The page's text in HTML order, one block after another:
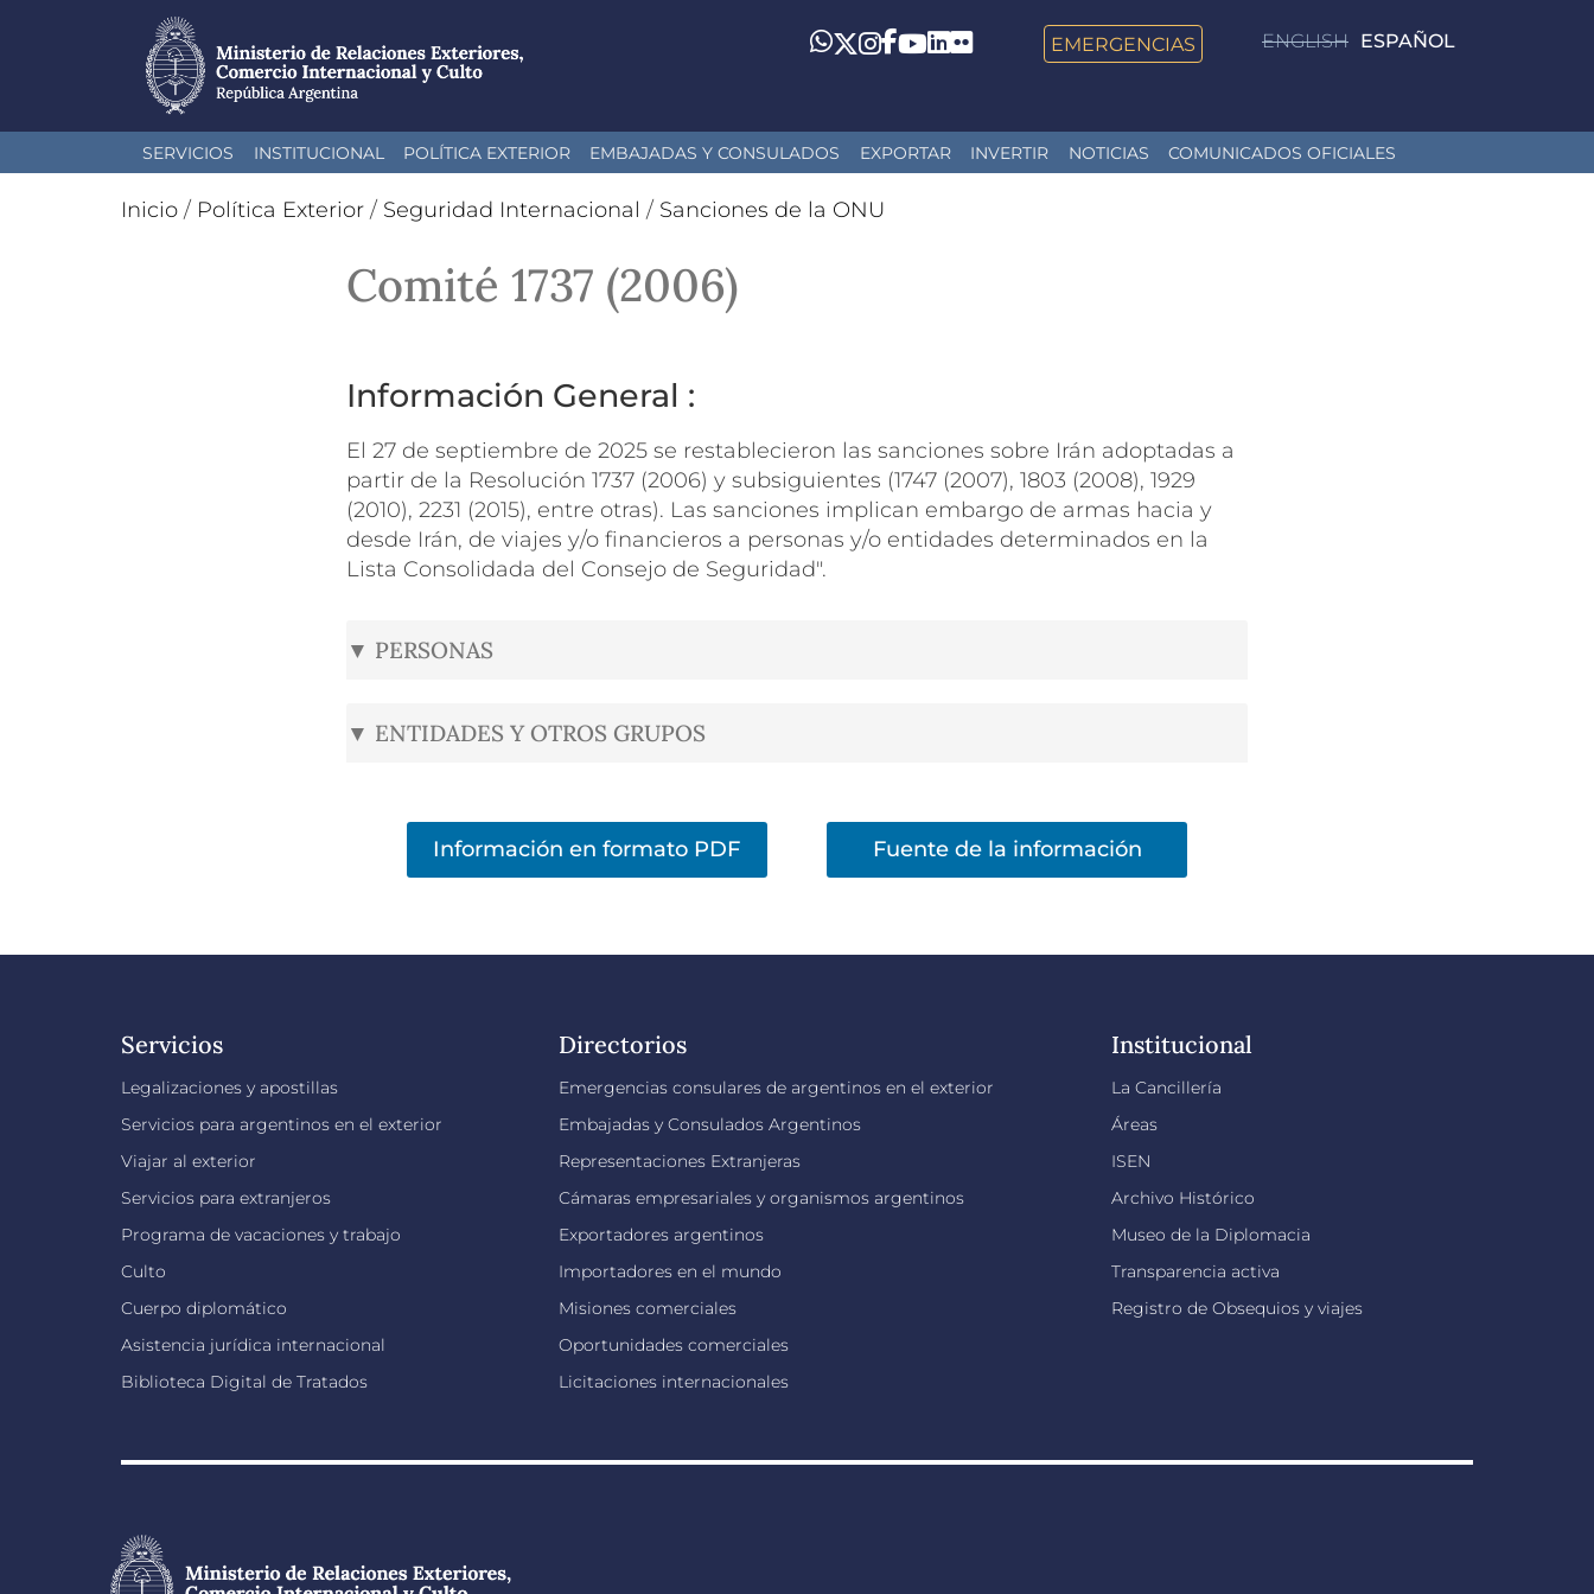
al
ENGLISH ESPAÑOL
Whatsapp
Twitter
Instagram
Facebook
YouTube
LinkedIn
Flickr EMERGENCIAS
SERVICIOS INSTITUCIONAL POLÍTICA EXTERIOR EMBAJADAS Y CONSULADOS EXPORTAR INVERTIR NOTICIAS COMUNICADOS OFICIALES
Inicio / Política Exterior / Seguridad Internacional / Sanciones de la ONU
Comité 1737 (2006)
Información General :
El 27 de septiembre de 2025 se restablecieron las sanciones sobre Irán adoptadas a
partir de la Resolución 1737 (2006) y subsiguientes (1747 (2007), 1803 (2008), 1929
(2010), 2231 (2015), entre otras). Las sanciones implican embargo de armas hacia y
desde Irán, de viajes y/o financieros a personas y/o entidades determinados en la
Lista Consolidada del Consejo de Seguridad".
▼ PERSONAS
▼ ENTIDADES Y OTROS GRUPOS
Información en formato PDF Fuente de la información
Servicios
Legalizaciones y apostillas
Servicios para argentinos en el exterior
Viajar al exterior
Servicios para extranjeros
Programa de vacaciones y trabajo
Culto
Cuerpo diplomático
Asistencia jurídica internacional
Biblioteca Digital de Tratados
Directorios
Emergencias consulares de argentinos en el exterior
Embajadas y Consulados Argentinos
Representaciones Extranjeras
Cámaras empresariales y organismos argentinos
Exportadores argentinos
Importadores en el mundo
Misiones comerciales
Oportunidades comerciales
Licitaciones internacionales
Institucional
La Cancillería
Áreas
ISEN
Archivo Histórico
Museo de la Diplomacia
Transparencia activa
Registro de Obsequios y viajes